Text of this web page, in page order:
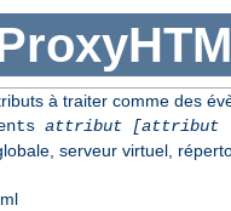
à traiter comme des
attribut
serveur virtuel,